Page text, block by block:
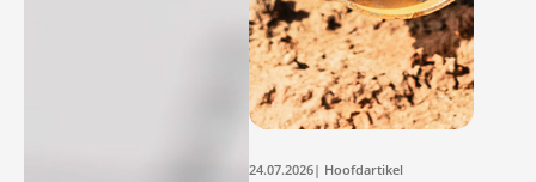
24.07.2026| Hoofdartikel